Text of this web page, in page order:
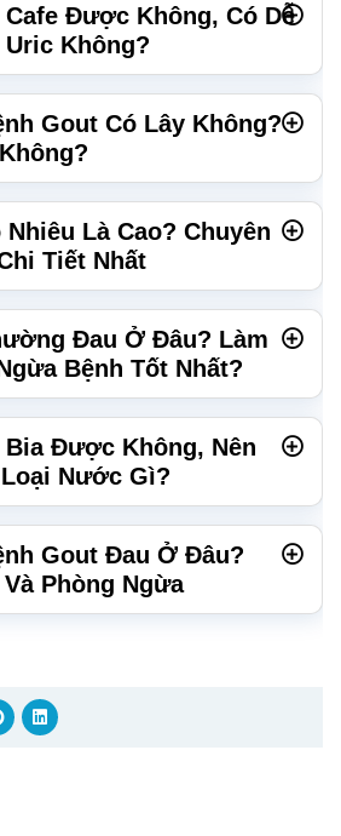
Được Không, Có Dễ
Không?
Gout Có Lây Không?
Là Cao? Chuyên
Tiết Nhất
Đau Ở Đâu? Làm
Bệnh Tốt Nhất?
Được Không, Nên
Nước Gì?
Gout Đau Ở Đâu?
Phòng Ngừa